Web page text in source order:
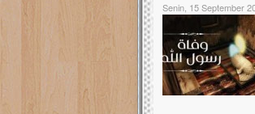
Senin, 15 September